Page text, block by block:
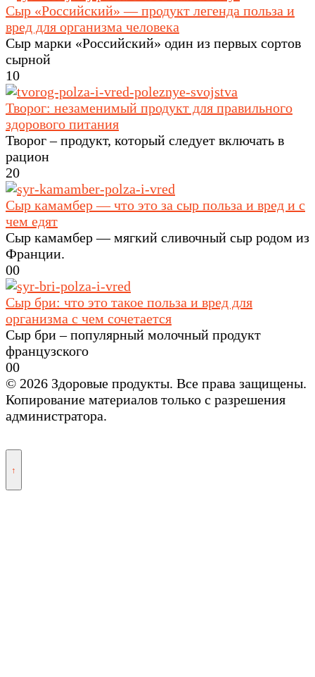
Сыр «Российский» — продукт легенда польза и
вред для организма человека
Сыр марки «Российский» один из первых сортов
сырной
10
Творог: незаменимый продукт для правильного
здорового питания
Творог – продукт, который следует включать в
рацион
20
Сыр камамбер — что это за сыр польза и вред и с
чем едят
Сыр камамбер — мягкий сливочный сыр родом из
Франции.
00
Сыр бри: что это такое польза и вред для
организма с чем сочетается
Сыр бри – популярный молочный продукт
французского
00
© 2026 Здоровые продукты. Все права защищены.
Копирование материалов только с разрешения
администратора.